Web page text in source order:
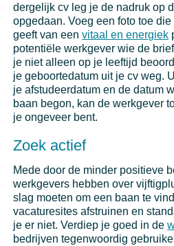
dergelijk cv leg je de nadruk op
opgedaan. Voeg een foto toe
geeft van eenvitaal en energiek
potentiële werkgever wie de
je niet alleen op je leeftijd
je geboortedatum uit je cv weg.
je afstudeerdatum en de datum
baan begon, kan de werkgever
je ongeveer bent.
Zoek actief
Mede door de minder positieve
werkgevers hebben over
slag moeten om een baan te
vacaturesites afstruinen en
je er niet. Verdiep je goed in de
bedrijven tegenwoordig